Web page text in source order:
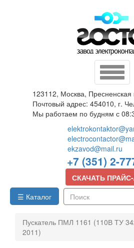
Toggle
123112, Москва, Пресненская
Почтовый адрес: 454010, г.
Мы работаем по будням с
ekzavod@mail.ru
+7 (351) 2-
СКАЧАТЬ
☰ Каталог
Пускатель ПМЛ 1161 (110В ТУ
2011)